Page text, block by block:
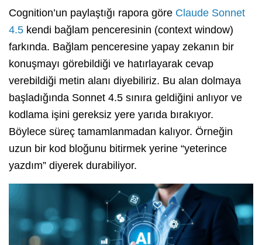
Cognition’un paylaştığı rapora göre Claude Sonnet
4.5 kendi bağlam penceresinin (context window)
farkında. Bağlam penceresine yapay zekanın bir
konuşmayı görebildiği ve hatırlayarak cevap
verebildiği metin alanı diyebiliriz. Bu alan dolmaya
başladığında Sonnet 4.5 sınıra geldiğini anlıyor ve
kodlama işini gereksiz yere yarıda bırakıyor.
Böylece süreç tamamlanmadan kalıyor. Örneğin
uzun bir kod bloğunu bitirmek yerine “yeterince
yazdım” diyerek durabiliyor.